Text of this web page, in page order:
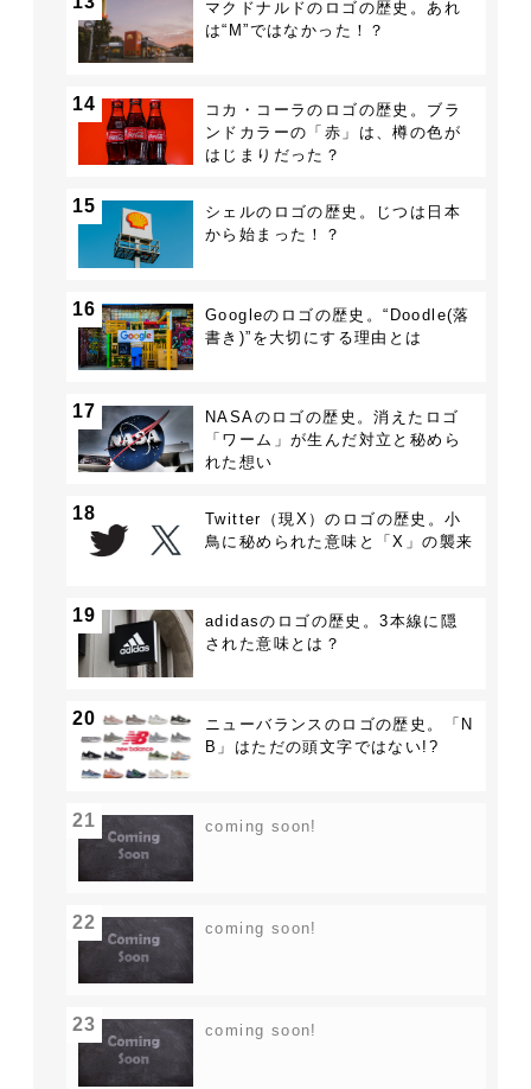
マクドナルドのロゴの歴史。あれ
は“M”ではなかった！？
14
コカ・コーラのロゴの歴史。ブラ
ンドカラーの「赤」は、樽の色が
はじまりだった？
15
シェルのロゴの歴史。じつは日本
から始まった！？
16
Googleのロゴの歴史。“Doodle(落
書き)”を大切にする理由とは
17
NASAのロゴの歴史。消えたロゴ
「ワーム」が生んだ対立と秘めら
れた想い
18
Twitter（現X）のロゴの歴史。小
鳥に秘められた意味と「X」の襲来
19
adidasのロゴの歴史。3本線に隠
された意味とは？
20
ニューバランスのロゴの歴史。「N
B」はただの頭文字ではない!?
21 coming soon!
22 coming soon!
23 coming soon!